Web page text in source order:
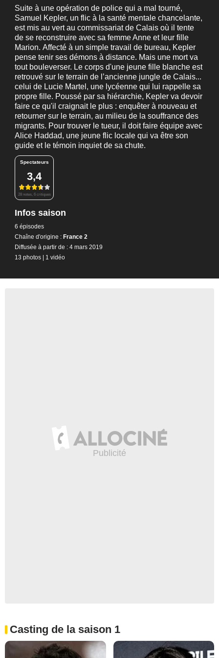
Suite à une opération de police qui a mal tourné,
Samuel Kepler, un flic à la santé mentale chancelante,
est mis au vert au commissariat de Calais où il tente
de se reconstruire avec sa femme Anne et leur fille
Marion. Affecté à un simple travail de bureau, Kepler
pense tenir ses démons à distance. Mais une mort va
tout bouleverser. Le corps d'une jeune fille blanche est
retrouvé sur le terrain de l’ancienne jungle de Calais...
celui de Lucie Martel, une lycéenne qui lui rappelle sa
propre fille. Poussé par sa hiérarchie, Kepler va devoir
faire ce qu'il craignait le plus : enquêter à nouveau et
retourner sur le terrain, au milieu de la souffrance des
migrants. Pour trouver le tueur, il doit faire équipe avec
Alice Haddad, une jeune flic locale qui va être son
guide et le témoin inquiet de sa chute.
Spectateurs
3,4
28 notes, 6 critiques
Infos saison
6 épisodes
Chaîne d'origine : France 2
Diffusée à partir de : 4 mars 2019
13 photos | 1 vidéo
Casting de la saison 1